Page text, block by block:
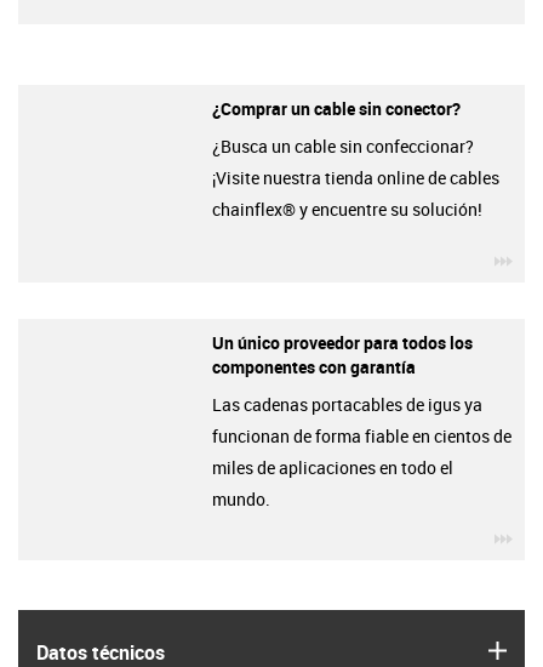
Datos técnicos
¿Comprar un cable sin conector?
¿Busca un cable sin confeccionar?
¡Visite nuestra tienda online de cables
chainflex® y encuentre su solución!
Un único proveedor para todos los
componentes con garantía
Las cadenas portacables de igus ya
funcionan de forma fiable en cientos de
miles de aplicaciones en todo el
mundo.